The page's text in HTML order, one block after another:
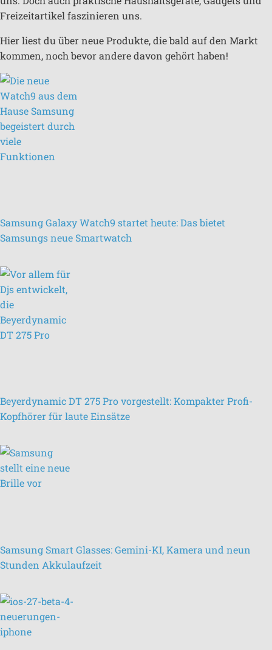
Freizeitartikel faszinieren uns.
Hier liest du über neue Produkte, die bald auf den Markt
kommen, noch bevor andere davon gehört haben!
Samsung Galaxy Watch9 startet heute: Das bietet
Samsungs neue Smartwatch
Beyerdynamic DT 275 Pro vorgestellt: Kompakter Profi-
Kopfhörer für laute Einsätze
Samsung Smart Glasses: Gemini-KI, Kamera und neun
Stunden Akkulaufzeit